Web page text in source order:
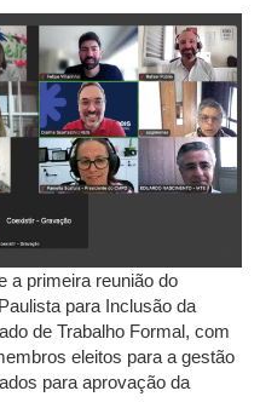
a primeira reunião do
para Inclusão da
de Trabalho Formal, com
eleitos para a gestão
para aprovação da